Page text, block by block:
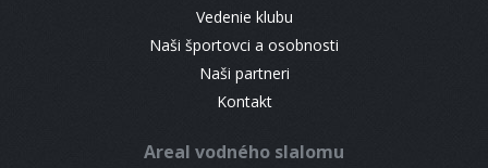
Vedenie klubu
Naši športovci a osobnosti
Naši partneri
Kontakt
Areal vodného slalomu